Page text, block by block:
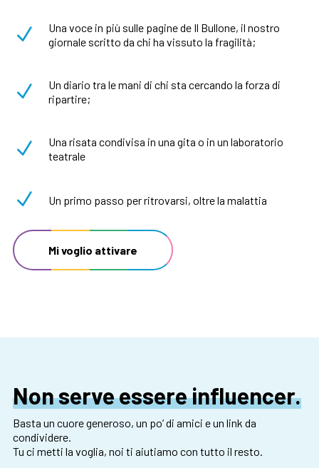
N
Una voce in più sulle pagine de Il Bullone, il nostro
giornale scritto da chi ha vissuto la fragilità;
N
Un diario tra le mani di chi sta cercando la forza di
ripartire;
N
Una risata condivisa in una gita o in un laboratorio
teatrale
N Un primo passo per ritrovarsi, oltre la malattia
Mi voglio attivare
Non serve essere influencer.
Basta un cuore generoso, un po’ di amici e un link da
condividere.
Tu ci metti la voglia, noi ti aiutiamo con tutto il resto.